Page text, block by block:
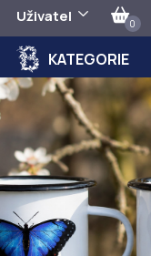
Uživatel 0
KATEGORIE